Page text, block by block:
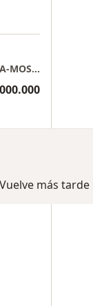
Consulta Domiciliaria en MADRID-FACATATIVA-MOSQUERA-FUNZA-BOGOTA A DISPONIBILIDAD
más